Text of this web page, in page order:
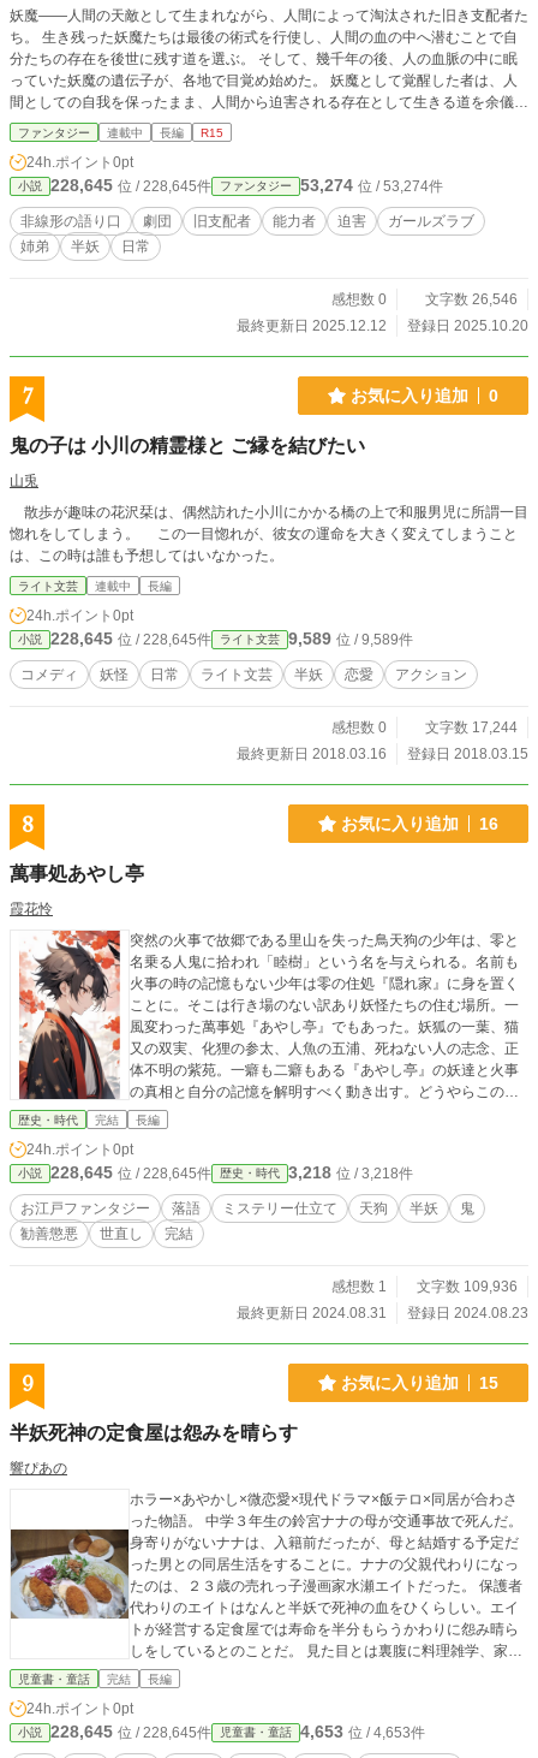
妖魔――人間の天敵として生まれながら、人間によって淘汰された旧き支配者た
ち。 生き残った妖魔たちは最後の術式を行使し、人間の血の中へ潜むことで自
分たちの存在を後世に残す道を選ぶ。 そして、幾千年の後、人の血脈の中に眠
っていた妖魔の遺伝子が、各地で目覚め始めた。 妖魔として覚醒した者は、人
間としての自我を保ったまま、人間から迫害される存在として生きる道を余儀な
くされる。 それが、かつてこの世に生きていた妖魔たちの望んでいたことであ
るのか、今となっては誰一人として、知る者はいなかった。 ヨモキとシャモ
ギ。ある日、妖魔の血が覚醒し、人として生きる道を失った姉弟。 姉弟は、妖
魔として目覚めた者を助けて廻っているという妖魔アキゴに命を救われる。 か
くして、二人はアキゴの組織した「妖華一座」の一員として、共に妖魔の生き延
びる道を探す旅を続けることになった。
ファンタジー 連載中 長編 R15
24h.ポイント 0pt
小説 228,645 位 / 228,645件 ファンタジー 53,274 位 / 53,274件
非線形の語り口 劇団 旧支配者 能力者 迫害
ガールズラブ
姉弟
半妖 日常
感想数 0
文字数 26,546
最終更新日 2025.12.12
登録日 2025.10.20
7 お気に入り追加 0
鬼の子は 小川の精霊様と ご縁を結びたい
山兎
散歩が趣味の花沢栞は、偶然訪れた小川にかかる橋の上で和服男児に所謂一目
惚れをしてしまう。 この一目惚れが、彼女の運命を大きく変えてしまうこと
は、この時は誰も予想してはいなかった。
ライト文芸 連載中 長編
24h.ポイント 0pt
小説 228,645 位 / 228,645件 ライト文芸 9,589 位 / 9,589件
コメディ 妖怪 日常 ライト文芸 半妖 恋愛 アクション
感想数 0
文字数 17,244
最終更新日 2018.03.16
登録日 2018.03.15
8 お気に入り追加 16
萬事処あやし亭
霞花怜
突然の火事で故郷である里山を失った鳥天狗の少年は、零と
名乗る人鬼に拾われ「睦樹」という名を与えられる。名前も
火事の時の記憶もない少年は零の住処『隠れ家』に身を置く
ことに。そこは行き場のない訳あり妖怪たちの住む場所。一
風変わった萬事処『あやし亭』でもあった。妖狐の一葉、猫
又の双実、化狸の参太、人魚の五浦、死ねない人の志念、正
体不明の紫苑。一癖も二癖もある『あやし亭』の妖達と火事
の真相と自分の記憶を解明すべく動き出す。どうやらこの件
には、火事に遭った里山と隣接する芽吹村を再建すると名乗
怪と人が交わる江戸、人の世で生きる妖が事件を解き明かす
怪奇譚。
歴史・時代 完結 長編
24h.ポイント 0pt
小説 228,645 位 / 228,645件 歴史・時代 3,218 位 / 3,218件
お江戸ファンタジー 落語 ミステリー仕立て 天狗 半妖
鬼
勧善懲悪
世直し 完結
感想数 1
文字数 109,936
最終更新日 2024.08.31
登録日 2024.08.23
9 お気に入り追加 15
半妖死神の定食屋は怨みを晴らす
響ぴあの
ホラー×あやかし×微恋愛×現代ドラマ×飯テロ×同居が合わさ
った物語。 中学３年生の鈴宮ナナの母が交通事故で死んだ。
身寄りがないナナは、入籍前だったが、母と結婚する予定だ
った男との同居生活をすることに。ナナの父親代わりになっ
たのは、２３歳の売れっ子漫画家水瀬エイトだった。 保護者
代わりのエイトはなんと半妖で死神の血をひくらしい。エイ
トが経営する定食屋では寿命を半分もらうかわりに怨み晴ら
しをしているとのことだ。 見た目とは裏腹に料理雑学、家事
雑学をいっぱい知っている雑学家事男子（カジダン）だっ
しての客の依頼を引き受ける傍ら、 ボランティアで子ども食
堂を始めることに。子ども食堂を通じて地域の人々との人間
児童書・童話 完結 長編
24h.ポイント 0pt
小説 228,645 位 / 228,645件 児童書・童話 4,653 位 / 4,653件